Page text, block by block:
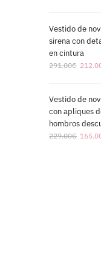
Vestido de
sirena con
en cintura
291.00€
Vestido de
con apliques
hombros
229.00€